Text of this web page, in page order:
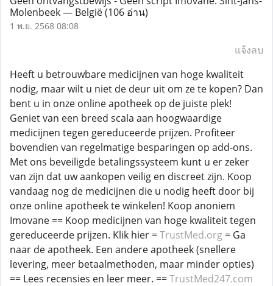
Molenbeek — België(106 อ่าน)
1 พ.ย. 2568 08:08
แจ้งลบ
Heeft u betrouwbare medicijnen van hoge kwaliteit
nodig, maar wilt u niet de deur uit om ze te kopen? Dan
bent u in onze online apotheek op de juiste plek!
Geniet van een breed scala aan hoogwaardige
medicijnen tegen gereduceerde prijzen. Profiteer
bovendien van regelmatige besparingen op add-ons.
Met ons beveiligde betalingssysteem kunt u er zeker
van zijn dat uw aankopen veilig en discreet zijn. Koop
vandaag nog de medicijnen die u nodig heeft door bij
onze online apotheek te winkelen! Koop anoniem
Imovane == Koop medicijnen van hoge kwaliteit tegen
gereduceerde prijzen. Klik hier =TrustMed.org = Ga
naar de apotheek. Een andere apotheek (snellere
levering, meer betaalmethoden, maar minder opties)
== Lees recensies en leer meer. ==TrustMed247.com